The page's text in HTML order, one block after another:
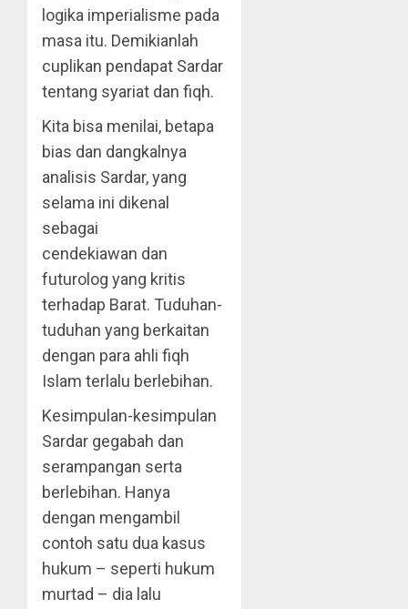
logika imperialisme pada
masa itu. Demikianlah
cuplikan pendapat Sardar
tentang syariat dan fiqh.
Kita bisa menilai, betapa
bias dan dangkalnya
analisis Sardar, yang
selama ini dikenal
sebagai
cendekiawan dan
futurolog yang kritis
terhadap Barat. Tuduhan-
tuduhan yang berkaitan
dengan para ahli fiqh
Islam terlalu berlebihan.
Kesimpulan-kesimpulan
Sardar gegabah dan
serampangan serta
berlebihan. Hanya
dengan mengambil
contoh satu dua kasus
hukum – seperti hukum
murtad – dia lalu